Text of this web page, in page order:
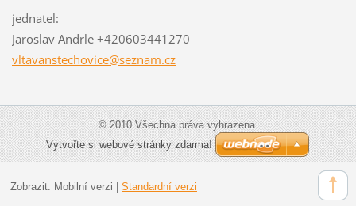
jednatel:
Jaroslav Andrle +420603441270
vltavanstechovice@seznam.cz
© 2010 Všechna práva vyhrazena.
Vytvořte si webové stránky zdarma!
Zobrazit: Mobilní verzi Standardní verzi